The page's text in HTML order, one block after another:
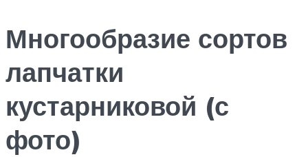
Многообразие сортов
лапчатки
кустарниковой (с
фото)